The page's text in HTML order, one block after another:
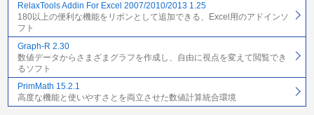
RelaxTools Addin For Excel 2007/2010/2013 1.25
180以上の便利な機能をリボンとして追加できる、Excel用のアドインソ
フト
Graph-R 2.30
数値データからさまざまグラフを作成し、自由に視点を変えて閲覧でき
るソフト
PrimMath 15.2.1
高度な機能と使いやすさとを両立させた数値計算統合環境